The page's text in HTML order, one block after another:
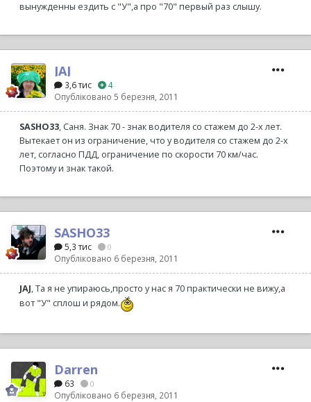
вынужденны ездить с "У",а про "70" первый раз слышу.
JAJ
3,6 тис
4
Опубліковано 5 березня, 2011
SASHO33, Саня. Знак 70 - знак водителя со стажем до 2-х лет.
Вытекает он из ограничение, что у водителя со стажем до 2-х
лет, согласно ПДД, ограничение по скорости 70 км/час.
Поэтому и знак такой.
SASHO33
5,3 тис 0
Опубліковано 6 березня, 2011
JAJ, Та я не упираюсь,просто у нас я 70 практически не вижу,а
вот "У" сплош и рядом.
Darren
63 0
Опубліковано 6 березня, 2011